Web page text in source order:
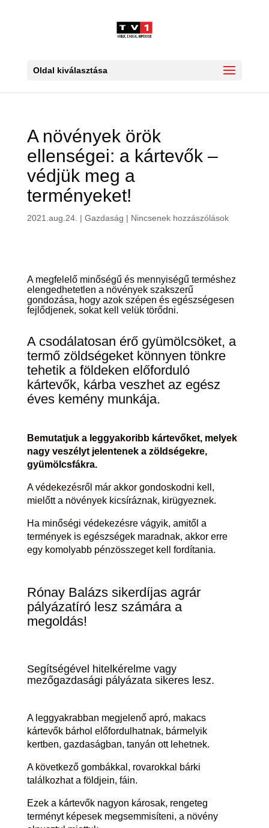
Oldal kiválasztása
A növények örök
ellenségei: a kártevők –
védjük meg a
terményeket!
2021.aug.24. | Gazdaság | Nincsenek hozzászólások
A megfelelő minőségű és mennyiségű terméshez
elengedhetetlen a növények szakszerű
gondozása, hogy azok szépen és egészségesen
fejlődjenek, sokat kell velük törődni.
A csodálatosan érő gyümölcsöket, a
termő zöldségeket könnyen tönkre
tehetik a földeken előforduló
kártevők, kárba veszhet az egész
éves kemény munkája.
Bemutatjuk a leggyakoribb kártevőket, melyek
nagy veszélyt jelentenek a zöldségekre,
gyümölcsfákra.
A védekezésről már akkor gondoskodni kell,
mielőtt a növények kicsíráznak, kirügyeznek.
Ha minőségi védekezésre vágyik, amitől a
termények is egészségek maradnak, akkor erre
egy komolyabb pénzösszeget kell fordítania.
Rónay Balázs sikerdíjas agrár
pályázatíró lesz számára a
megoldás!
Segítségével hitelkérelme vagy
mezőgazdasági pályázata sikeres lesz.
A leggyakrabban megjelenő apró, makacs
kártevők bárhol előfordulhatnak, bármelyik
kertben, gazdaságban, tanyán ott lehetnek.
A következő gombákkal, rovarokkal bárki
találkozhat a földjein, fáin.
Ezek a kártevők nagyon károsak, rengeteg
terményt képesek megsemmisíteni, a növény